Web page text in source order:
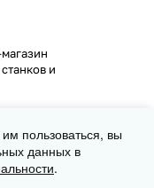
и
пользоваться, вы
данных в
.